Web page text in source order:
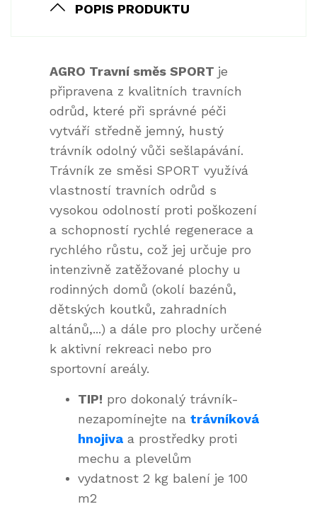
POPIS PRODUKTU
AGRO Travní směs SPORT je
připravena z kvalitních travních
odrůd, které při správné péči
vytváří středně jemný, hustý
trávník odolný vůči sešlapávání.
Trávník ze směsi SPORT využívá
vlastností travních odrůd s
vysokou odolností proti poškození
a schopností rychlé regenerace a
rychlého růstu, což jej určuje pro
intenzivně zatěžované plochy u
rodinných domů (okolí bazénů,
dětských koutků, zahradních
altánů,...) a dále pro plochy určené
k aktivní rekreaci nebo pro
sportovní areály.
TIP! pro dokonalý trávník-
nezapomínejte na trávníková
hnojiva a prostředky proti
mechu a plevelům
vydatnost 2 kg balení je 100
m2